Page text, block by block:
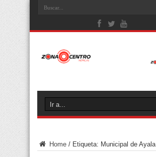
Home / Etiqueta: Municipal de Ayala